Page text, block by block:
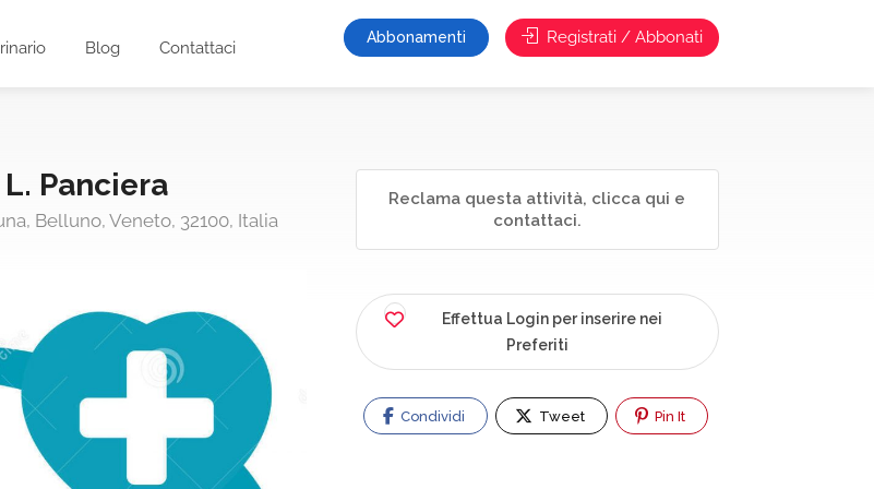
Blog Contattaci
Abbonamenti Registrati / Abbonati
Panciera
Belluno, Veneto, 32100, Italia
Reclama questa attività, clicca qui e
contattaci.
Effettua Login per inserire nei
Preferiti
Condividi Tweet Pin It